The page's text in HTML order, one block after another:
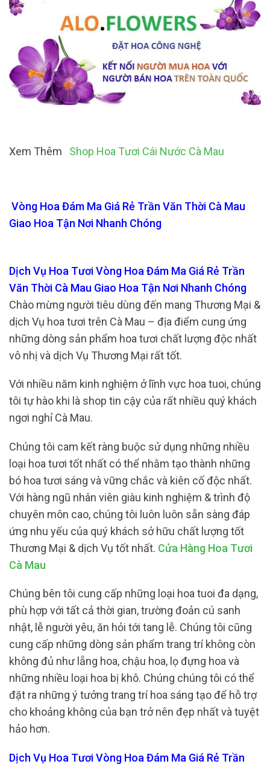
Xem Thêm Shop Hoa Tươi Cái Nước Cà Mau
Vòng Hoa Đám Ma Giá Rẻ Trần Văn Thời Cà Mau
Giao Hoa Tận Nơi Nhanh Chóng
Dịch Vụ Hoa Tươi Vòng Hoa Đám Ma Giá Rẻ Trần
Văn Thời Cà Mau Giao Hoa Tận Nơi Nhanh Chóng
Chào mừng người tiêu dùng đến mang Thương Mại &
dịch Vụ hoa tươi trên Cà Mau – địa điểm cung ứng
những dòng sản phẩm hoa tươi chất lượng độc nhất
vô nhị và dịch Vụ Thương Mại rất tốt.
Với nhiều năm kinh nghiệm ở lĩnh vực hoa tuoi, chúng
tôi tự hào khi là shop tin cậy của rất nhiều quý khách
ngơi nghỉ Cà Mau.
Chúng tôi cam kết ràng buộc sử dụng những nhiều
loại hoa tươi tốt nhất có thể nhằm tạo thành những
bó hoa tươi sáng và vững chắc và kiên cố độc nhất.
Với hàng ngũ nhân viên giàu kinh nghiệm & trình độ
chuyên môn cao, chúng tôi luôn luôn sẵn sàng đáp
ứng nhu yếu của quý khách sở hữu chất lượng tốt
Thương Mại & dịch Vụ tốt nhất. Cửa Hàng Hoa Tươi
Cà Mau
Chúng bên tôi cung cấp những loại hoa tuoi đa dạng,
phù hợp với tất cả thời gian, trường đoản cú sanh
nhật, lễ người yêu, ăn hỏi tới tang lễ. Chúng tôi cũng
cung cấp những dòng sản phẩm trang trí không còn
không đủ như lẵng hoa, chậu hoa, lọ đựng hoa và
những nhiều loại hoa bị khô. Chúng chúng tôi có thể
đặt ra những ý tưởng trang trí hoa sáng tạo để hỗ trợ
cho khoảng không của bạn trở nên đẹp nhất và tuyệt
hảo hơn.
Dịch Vụ Hoa Tươi Vòng Hoa Đám Ma Giá Rẻ Trần